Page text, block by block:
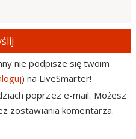
nie podpisze się twoim
) na LiveSmarter!
poprzez e-mail. Możesz
zostawiania komentarza.